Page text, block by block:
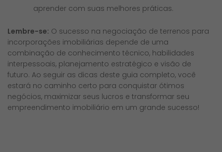
aprender com suas melhores práticas.
Lembre-se: O sucesso na negociação de terrenos para
incorporações imobiliárias depende de uma
combinação de conhecimento técnico, habilidades
interpessoais, planejamento estratégico e visão de
futuro. Ao seguir as dicas deste guia completo, você
estará no caminho certo para conquistar ótimos
negócios, maximizar seus lucros e transformar seu
empreendimento imobiliário em um grande sucesso!